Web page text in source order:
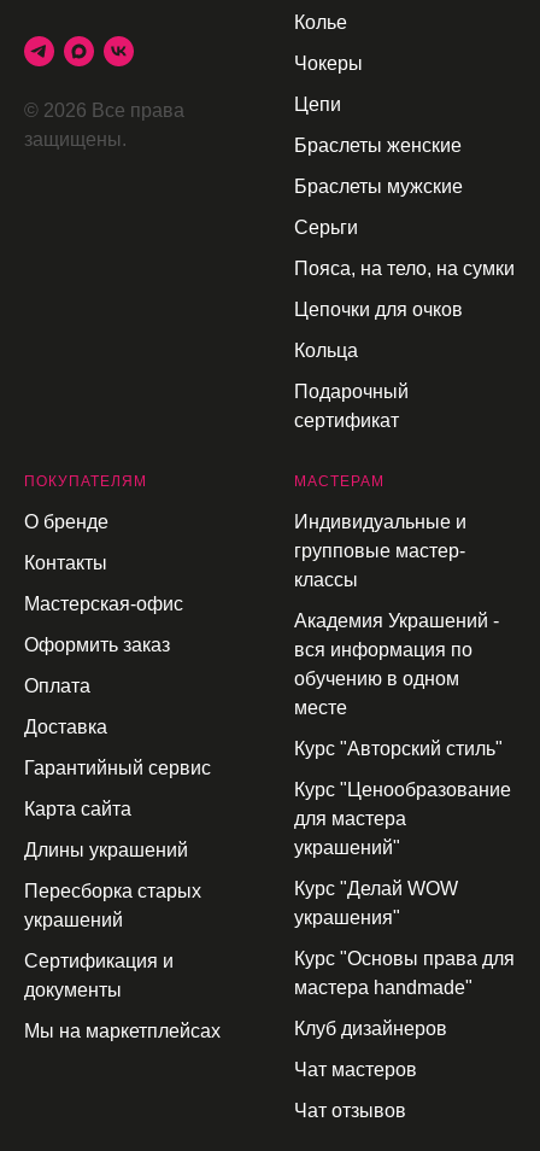
© 2026 Все права
защищены.
Колье
Чокеры
Цепи
Браслеты женские
Браслеты мужские
Серьги
Пояса, на тело, на сумки
Цепочки для очков
Кольца
Подарочный
сертификат
ПОКУПАТЕЛЯМ
О бренде
Контакты
Мастерская-офис
Оформить заказ
Оплата
Доставка
Гарантийный сервис
Карта сайта
Длины украшений
Пересборка старых
украшений
Сертификация и
документы
Мы на маркетплейсах
МАСТЕРАМ
Индивидуальные и
групповые мастер-
классы
Академия Украшений -
вся информация по
обучению в одном
месте
Курс "Авторский стиль"
Курс "Ценообразование
для мастера
украшений"
Курс "Делай WOW
украшения"
Курс "Основы права для
мастера handmade"
Клуб дизайнеров
Чат мастеров
Чат отзывов